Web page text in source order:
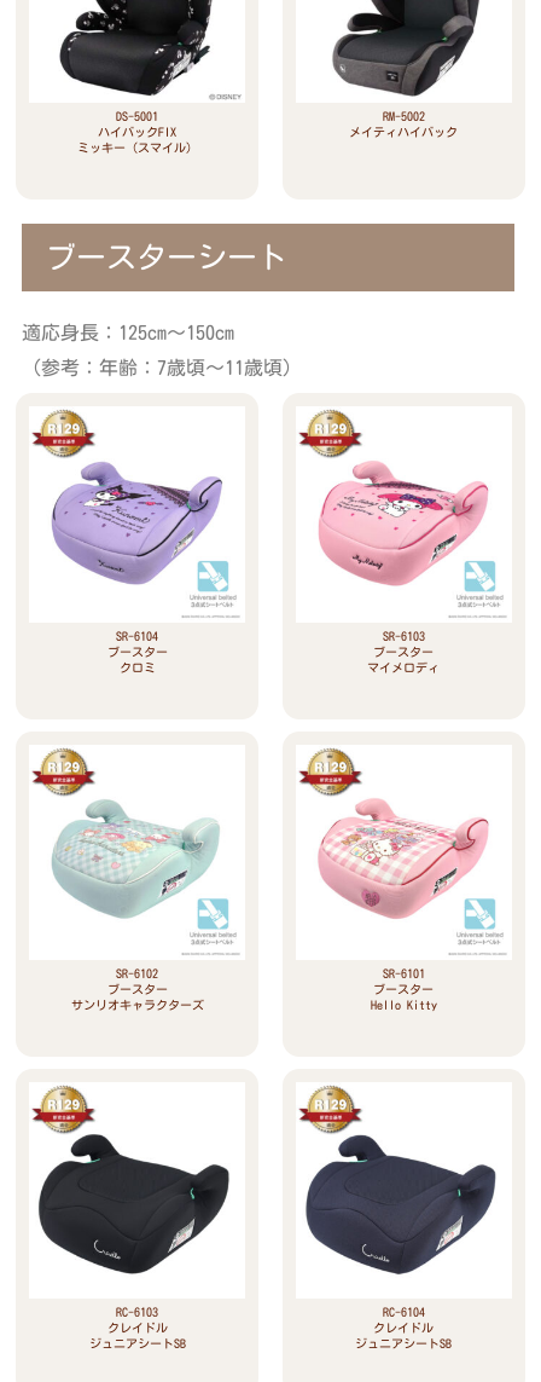
DS-5001
ハイバックFIX
ミッキー（スマイル）
RM-5002
メイティハイバック
ブースターシート
適応身長：125cm～150cm
（参考：年齢：7歳頃～11歳頃）
SR-6104
ブースター
クロミ
SR-6103
ブースター
マイメロディ
SR-6102
ブースター
サンリオキャラクターズ
SR-6101
ブースター
Hello Kitty
RC-6103
クレイドル
ジュニアシートSB
RC-6104
クレイドル
ジュニアシートSB